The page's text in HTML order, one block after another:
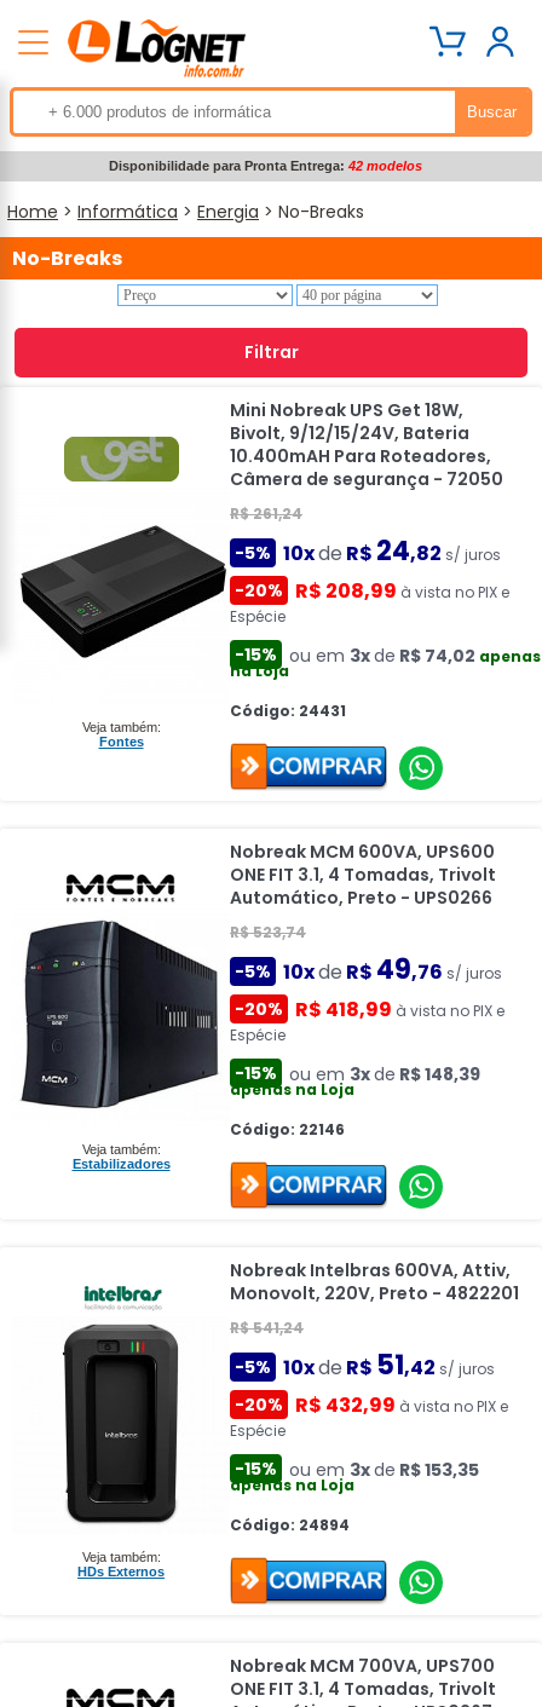
Disponibilidade para Pronta Entrega: 42 modelos
Home > Informática > Energia > No-Breaks
No-Breaks
Filtrar
Veja também:
Fontes
Mini Nobreak UPS Get 18W,
Bivolt, 9/12/15/24V, Bateria
10.400mAH Para Roteadores,
Câmera de segurança - 72050
R$ 261,24
-5% 10xde R$ 24,82 s/ juros
-20% R$ 208,99 à vista no PIX e
Espécie
-15% ou em 3xde R$ 74,02 apenas
na Loja
Código: 24431
Veja também:
Estabilizadores
Nobreak MCM 600VA, UPS600
ONE FIT 3.1, 4 Tomadas, Trivolt
Automático, Preto - UPS0266
R$ 523,74
-5% 10xde R$ 49,76 s/ juros
-20% R$ 418,99 à vista no PIX e
Espécie
-15% ou em 3xde R$ 148,39
apenas na Loja
Código: 22146
Veja também:
HDs Externos
Nobreak Intelbras 600VA, Attiv,
Monovolt, 220V, Preto - 4822201
R$ 541,24
-5% 10xde R$ 51,42 s/ juros
-20% R$ 432,99 à vista no PIX e
Espécie
-15% ou em 3xde R$ 153,35
apenas na Loja
Código: 24894
Nobreak MCM 700VA, UPS700
ONE FIT 3.1, 4 Tomadas, Trivolt